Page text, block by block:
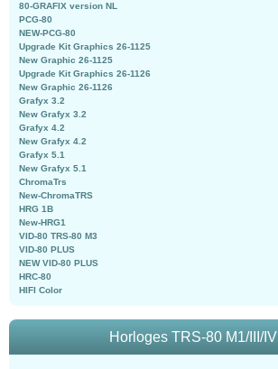
80-GRAFIX version NL
PCG-80
NEW-PCG-80
Upgrade Kit Graphics 26-1125
New Graphic 26-1125
Upgrade Kit Graphics 26-1126
New Graphic 26-1126
Grafyx 3.2
New Grafyx 3.2
Grafyx 4.2
New Grafyx 4.2
Grafyx 5.1
New Grafyx 5.1
ChromaTrs
New-ChromaTRS
HRG 1B
New-HRG1
VID-80 TRS-80 M3
VID-80 PLUS
NEW VID-80 PLUS
HRC-80
HIFI Color
Horloges TRS-80 M1/III/IV